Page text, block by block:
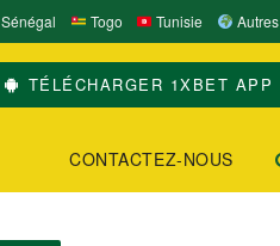
Sénégal Togo Tunisie Autres
TÉLÉCHARGER 1XBET APP
CONTACTEZ-NOUS